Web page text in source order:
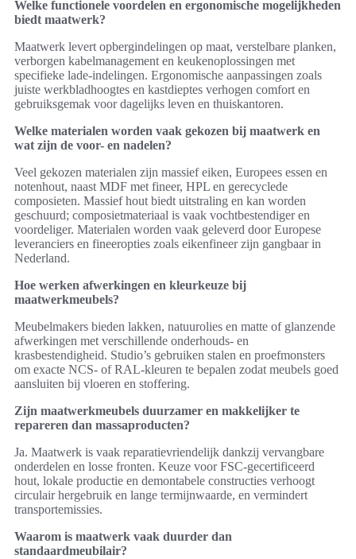
Welke functionele voordelen en ergonomische mogelijkheden
biedt maatwerk?
Maatwerk levert opbergindelingen op maat, verstelbare planken,
verborgen kabelmanagement en keukenoplossingen met
specifieke lade-indelingen. Ergonomische aanpassingen zoals
juiste werkbladhoogtes en kastdieptes verhogen comfort en
gebruiksgemak voor dagelijks leven en thuiskantoren.
Welke materialen worden vaak gekozen bij maatwerk en
wat zijn de voor- en nadelen?
Veel gekozen materialen zijn massief eiken, Europees essen en
notenhout, naast MDF met fineer, HPL en gerecyclede
composieten. Massief hout biedt uitstraling en kan worden
geschuurd; composietmateriaal is vaak vochtbestendiger en
voordeliger. Materialen worden vaak geleverd door Europese
leveranciers en fineeropties zoals eikenfineer zijn gangbaar in
Nederland.
Hoe werken afwerkingen en kleurkeuze bij
maatwerkmeubels?
Meubelmakers bieden lakken, natuurolies en matte of glanzende
afwerkingen met verschillende onderhouds- en
krasbestendigheid. Studio’s gebruiken stalen en proefmonsters
om exacte NCS- of RAL-kleuren te bepalen zodat meubels goed
aansluiten bij vloeren en stoffering.
Zijn maatwerkmeubels duurzamer en makkelijker te
repareren dan massaproducten?
Ja. Maatwerk is vaak reparatievriendelijk dankzij vervangbare
onderdelen en losse fronten. Keuze voor FSC-gecertificeerd
hout, lokale productie en demontabele constructies verhoogt
circulair hergebruik en lange termijnwaarde, en vermindert
transportemissies.
Waarom is maatwerk vaak duurder dan
standaardmeubilair?